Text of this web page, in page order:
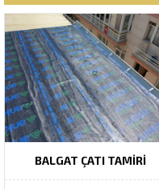
BALGAT ÇATI TAMIRI